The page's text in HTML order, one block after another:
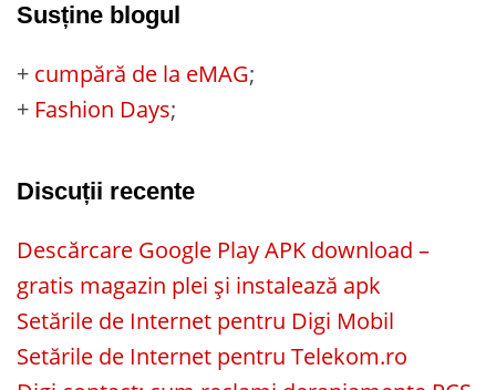
Susține blogul
+ cumpără de la eMAG;
+ Fashion Days;
Discuții recente
Descărcare Google Play APK download –
gratis magazin plei și instalează apk
Setările de Internet pentru Digi Mobil
Setările de Internet pentru Telekom.ro